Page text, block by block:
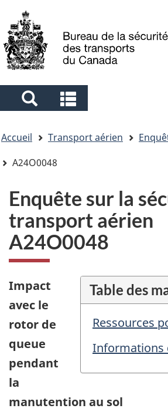
to
main
to
"About
à
la
Sélection
de
la
langue
Search
and
menus
and
menus
êtes
ici
Accueil Transport aérien
A24O0048
Enquête sur la
transport aérien
A24O0048
Table des
Ressources
Informations
Impact
avec le
rotor de
queue
pendant
la
manutention au sol